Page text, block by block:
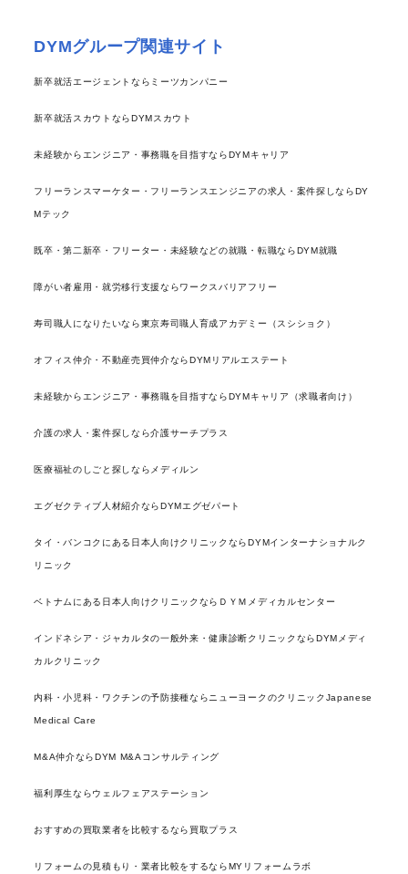
DYMグループ関連サイト
新卒就活エージェントならミーツカンパニー
新卒就活スカウトならDYMスカウト
未経験からエンジニア・事務職を目指すならDYMキャリア
フリーランスマーケター・フリーランスエンジニアの求人・案件探しならDY
Mテック
既卒・第二新卒・フリーター・未経験などの就職・転職ならDYM就職
障がい者雇用・就労移行支援ならワークスバリアフリー
寿司職人になりたいなら東京寿司職人育成アカデミー（スシショク）
オフィス仲介・不動産売買仲介ならDYMリアルエステート
未経験からエンジニア・事務職を目指すならDYMキャリア（求職者向け）
介護の求人・案件探しなら介護サーチプラス
医療福祉のしごと探しならメディルン
エグゼクティブ人材紹介ならDYMエグゼパート
タイ・バンコクにある日本人向けクリニックならDYMインターナショナルク
リニック
ベトナムにある日本人向けクリニックならＤＹＭメディカルセンター
インドネシア・ジャカルタの一般外来・健康診断クリニックならDYMメディ
カルクリニック
内科・小児科・ワクチンの予防接種ならニューヨークのクリニックJapanese
Medical Care
M&A仲介ならDYM M&Aコンサルティング
福利厚生ならウェルフェアステーション
おすすめの買取業者を比較するなら買取プラス
リフォームの見積もり・業者比較をするならMYリフォームラボ